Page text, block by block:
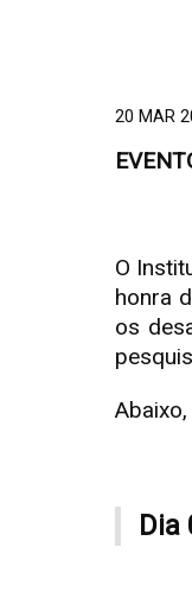
20 MAR
O
honra
os